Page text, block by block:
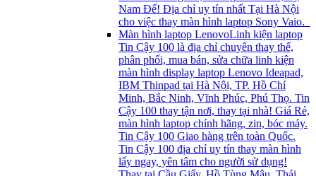
Nam Đế! Địa chỉ uy tín nhất Tại Hà Nội
cho việc thay màn hình laptop Sony Vaio.
Màn hình laptop LenovoLinh kiện laptop
Tin Cậy 100 là địa chỉ chuyên thay thế,
phân phối, mua bán, sửa chữa linh kiện
màn hình display laptop Lenovo Ideapad,
IBM Thinpad tại Hà Nội, TP. Hồ Chí
Minh, Bắc Ninh, Vĩnh Phúc, Phú Thọ. Tin
Cậy 100 thay tận nơi, thay tại nhà! Giá Rẻ,
màn hình laptop chính hãng, zin, bóc máy.
Tin Cậy 100 Giao hàng trên toàn Quốc.
Tin Cậy 100 địa chỉ uy tín thay màn hình
lấy ngay, yên tâm cho người sử dụng!